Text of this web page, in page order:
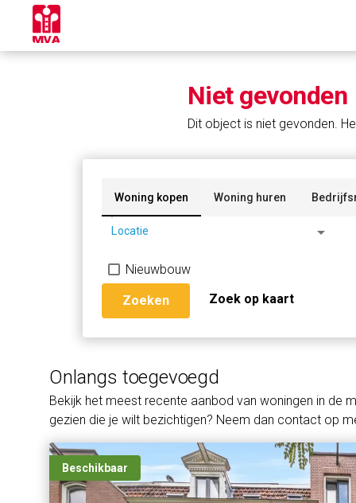
Niet gevonden
Dit object is niet gevonden.
Woning kopen Woning huren
Locatie arrow_drop_down
Nieuwbouw
Zoeken Zoek op kaart
Onlangs toegevoegd
Bekijk het meest recente aanbod van woningen in de
gezien die je wilt bezichtigen? Neem dan contact op
Beschikbaar